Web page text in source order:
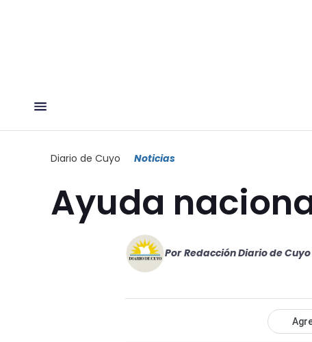
Diario de Cuyo Noticias
Ayuda
Por Redacción Diario de Cuyo